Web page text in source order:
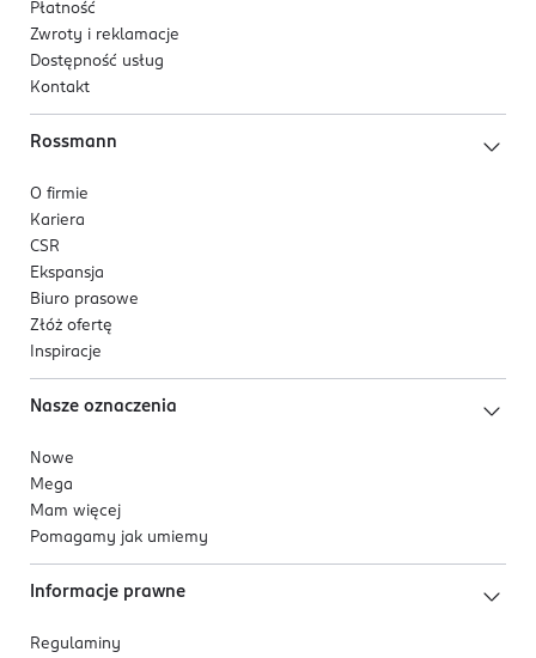
Płatność
Zwroty i reklamacje
Dostępność usług
Kontakt
Rossmann
O firmie
Kariera
CSR
Ekspansja
Biuro prasowe
Złóż ofertę
Inspiracje
Nasze oznaczenia
Nowe
Mega
Mam więcej
Pomagamy jak umiemy
Informacje prawne
Regulaminy